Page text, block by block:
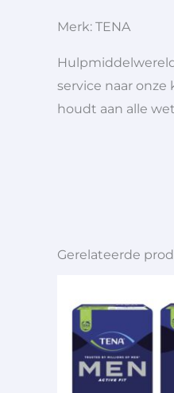
Merk: TENA
service naar
houdt aan alle
Gerelateerde